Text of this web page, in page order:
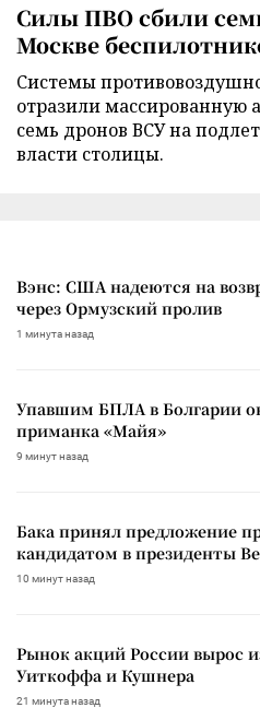
Силы ПВО сбили
Москве
Cистемы
отразили массированную
семь дронов ВСУ на
власти столицы.
Вэнс: США надеются на
через Ормузский пролив
1 минута назад
Упавшим БПЛА в Болгарии
приманка «Майя»
9 минут назад
Бака принял предложение
кандидатом в президенты
10 минут назад
Рынок акций России вырос
Уиткоффа и Кушнера
21 минута назад